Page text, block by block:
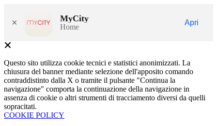
× MyCity
Home
Apri
Questo sito utilizza cookie tecnici e statistici anonimizzati. La
chiusura del banner mediante selezione dell'apposito comando
contraddistinto dalla X o tramite il pulsante "Continua la
navigazione" comporta la continuazione della navigazione in
assenza di cookie o altri strumenti di tracciamento diversi da quelli
sopracitati.
COOKIE POLICY